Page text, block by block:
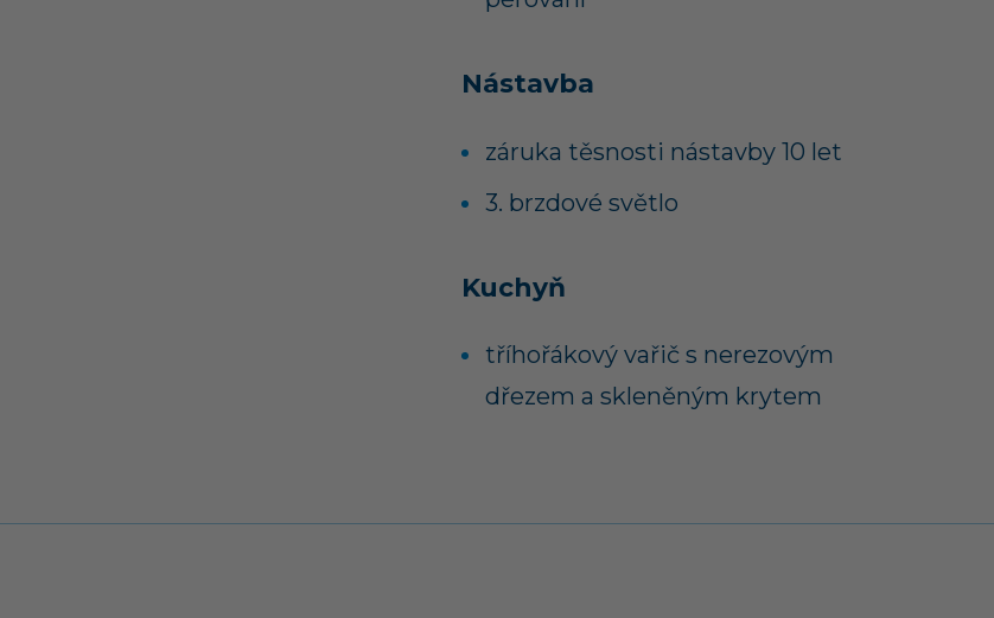
Nástavba
záruka těsnosti nástavby 10 let
3. brzdové světlo
Kuchyň
tříhořákový vařič s nerezovým
dřezem a skleněným krytem